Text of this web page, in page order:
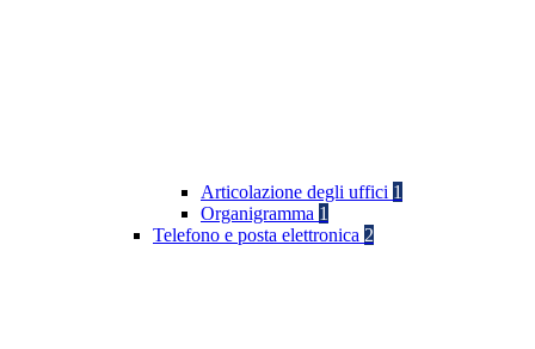
Articolazione degli uffici 1
Organigramma 1
Telefono e posta elettronica 2